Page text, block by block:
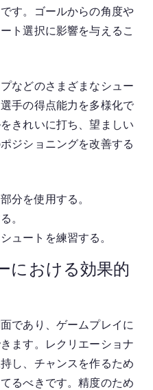
す。ゴールからの角度や
ト選択に影響を与えるこ
などのさまざまなシュー
手の得点能力を多様化で
きれいに打ち、望ましい
ジショニングを改善する
分を使用する。
。
ュートを練習する。
における効果的
であり、ゲームプレイに
ます。レクリエーショナ
し、チャンスを作るため
るべきです。精度のため